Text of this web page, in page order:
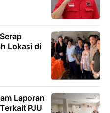
Lokasi di
Laporan
PJU